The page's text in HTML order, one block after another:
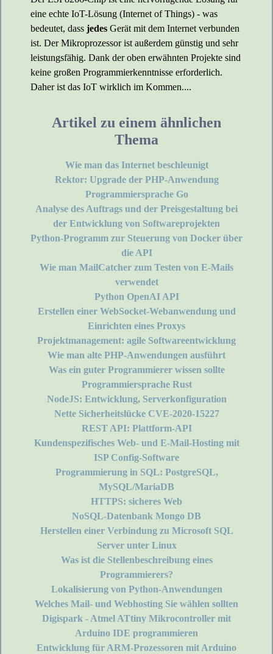
eine echte IoT-Lösung (Internet of Things) - was
bedeutet, dass jedes Gerät mit dem Internet verbunden
ist. Der Mikroprozessor ist außerdem günstig und sehr
leistungsfähig. Dank der oben erwähnten Projekte sind
keine großen Programmierkenntnisse erforderlich.
Daher ist das IoT wirklich im Kommen....
Artikel zu einem ähnlichen
Thema
Wie man das Internet beschleunigt
Rektor: Upgrade der PHP-Anwendung
Programmiersprache Go
Analyse des Auftrags und der Preisgestaltung bei
der Entwicklung von Softwareprojekten
Python-Programm zur Steuerung von Docker über
die API
Wie man MailCatcher zum Testen von E-Mails
verwendet
Python OpenAI API
Erstellen einer WebSocket-Webanwendung und
Einrichten eines Proxys
Projektmanagement: agile Softwareentwicklung
Wie man alte PHP-Anwendungen ausführt
Was ein guter Programmierer wissen sollte
Programmiersprache Rust
NodeJS: Entwicklung, Serverkonfiguration
Nette Sicherheitslücke CVE-2020-15227
REST API: Plattform-API
Kundenspezifisches Web- und E-Mail-Hosting mit
ISP Config-Software
Programmierung in SQL: PostgreSQL,
MySQL/MariaDB
HTTPS: sicheres Web
NoSQL-Datenbank Mongo DB
Herstellen einer Verbindung zu Microsoft SQL
Server unter Linux
Was ist die Stellenbeschreibung eines
Programmierers?
Lokalisierung von Python-Anwendungen
Welches Mail- und Webhosting Sie wählen sollten
Digispark - Atmel ATtiny Mikrocontroller mit
Arduino IDE programmieren
Entwicklung für ARM-Prozessoren mit Arduino